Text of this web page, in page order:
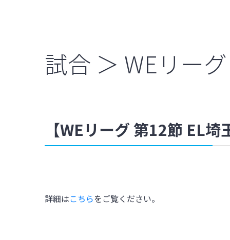
試合 ＞ WEリーグ
【WEリーグ 第12節 EL
詳細はこちらをご覧ください。